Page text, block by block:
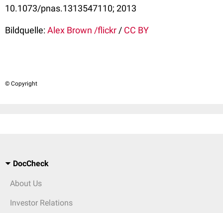
10.1073/pnas.1313547110; 2013
Bildquelle:Alex Brown /flickr / CC BY
© Copyright
DocCheck
About Us
Investor Relations